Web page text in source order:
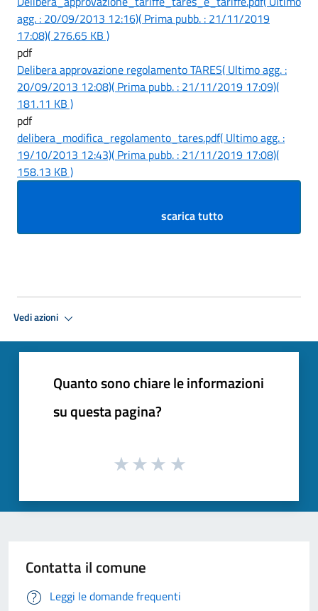
agg. : 20/09/2013 12:16)( Prima pubb. : 21/11/2019
17:08)( 276.65 KB )
pdf
Delibera approvazione regolamento TARES( Ultimo agg. :
20/09/2013 12:08)( Prima pubb. : 21/11/2019 17:09)(
181.11 KB )
pdf
delibera_modifica_regolamento_tares.pdf( Ultimo agg. :
19/10/2013 12:43)( Prima pubb. : 21/11/2019 17:08)(
158.13 KB )
scarica tutto
Vedi azioni
Quanto sono chiare le informazioni
su questa pagina?
Contatta il comune
Leggi le domande frequenti